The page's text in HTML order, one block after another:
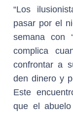
“Los
pasar por el
semana con
complica
confrontar a
den dinero y
Este
que el